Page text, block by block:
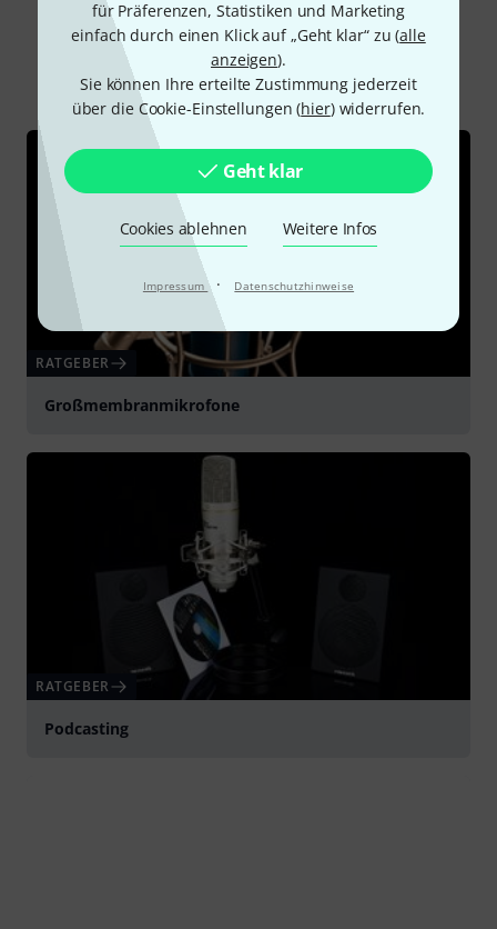
für Präferenzen, Statistiken und Marketing
einfach durch einen Klick auf „Geht klar“ zu (alle
anzeigen).
Sie können Ihre erteilte Zustimmung jederzeit
über die Cookie-Einstellungen (hier) widerrufen.
Geht klar
Cookies ablehnen Weitere Infos
Impressum · Datenschutzhinweise
Schon gewusst?
Alle Ratgeber Downloads
RATGEBER
Großmembranmikrofone
RATGEBER
Podcasting